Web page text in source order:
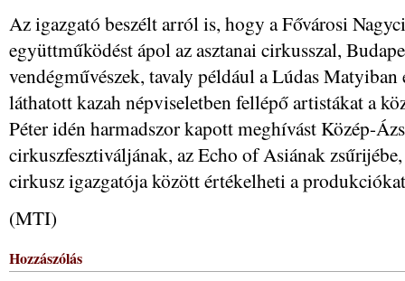
Az igazgató beszélt arról is, hogy a Fővárosi
együttműködést ápol az asztanai cirkusszal,
vendégművészek, tavaly például a Lúdas Matyiban
láthatott kazah népviseletben fellépő artistákat a
Péter idén harmadszor kapott meghívást Közép-
cirkuszfesztiváljának, az Echo of Asiának
cirkusz igazgatója között értékelheti a
(MTI)
Hozzászólás